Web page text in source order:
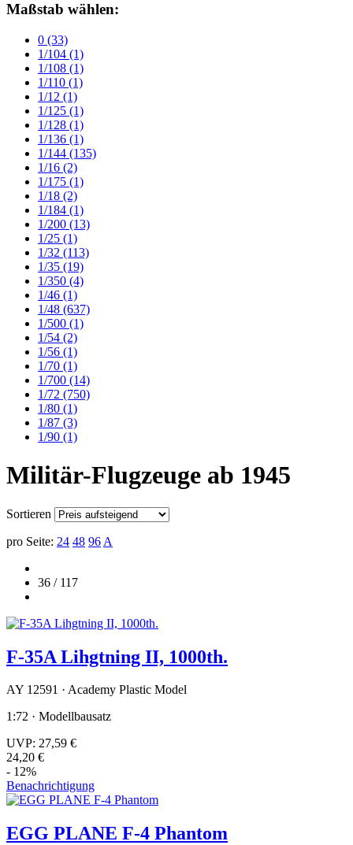
Maßstab wählen:
0 (33)
1/104 (1)
1/108 (1)
1/110 (1)
1/12 (1)
1/125 (1)
1/128 (1)
1/136 (1)
1/144 (135)
1/16 (2)
1/175 (1)
1/18 (2)
1/184 (1)
1/200 (13)
1/25 (1)
1/32 (113)
1/35 (19)
1/350 (4)
1/46 (1)
1/48 (637)
1/500 (1)
1/54 (2)
1/56 (1)
1/70 (1)
1/700 (14)
1/72 (750)
1/80 (1)
1/87 (3)
1/90 (1)
Militär-Flugzeuge ab 1945
Sortieren
pro Seite: 24 48 96 A
36 / 117
F-35A Lihgtning II, 1000th.
AY 12591 · Academy Plastic Model
1:72 · Modellbausatz
UVP: 27,59 €
24,20 €
- 12%
Benachrichtigung
EGG PLANE F-4 Phantom